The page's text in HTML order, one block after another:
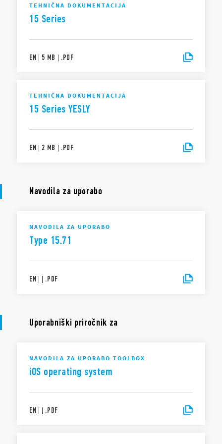
naprave. Če želite izvedeti več o svojih pravicah, o tem, kako se ti podatki
ustvarjajo, kdo ima dostop do njih in kako jih lahko upravljate, preberite
naše Obvestilo o zasebnosti v skladu z Aktom o podatkih s klikom
TEHNIČNA DOKUMENTACIJA
15 Series
EN | 5 MB | .PDF
TEHNIČNA DOKUMENTACIJA
15 Series YESLY
EN | 2 MB | .PDF
Navodila za uporabo
NAVODILA ZA UPORABO
Type 15.71
EN | | .PDF
Uporabniški priročnik za
NAVODILA ZA UPORABO TOOLBOX
iOS operating system
EN | | .PDF